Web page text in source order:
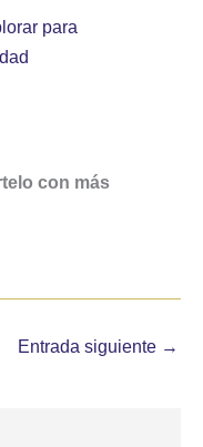
para
con más
Entrada siguiente →